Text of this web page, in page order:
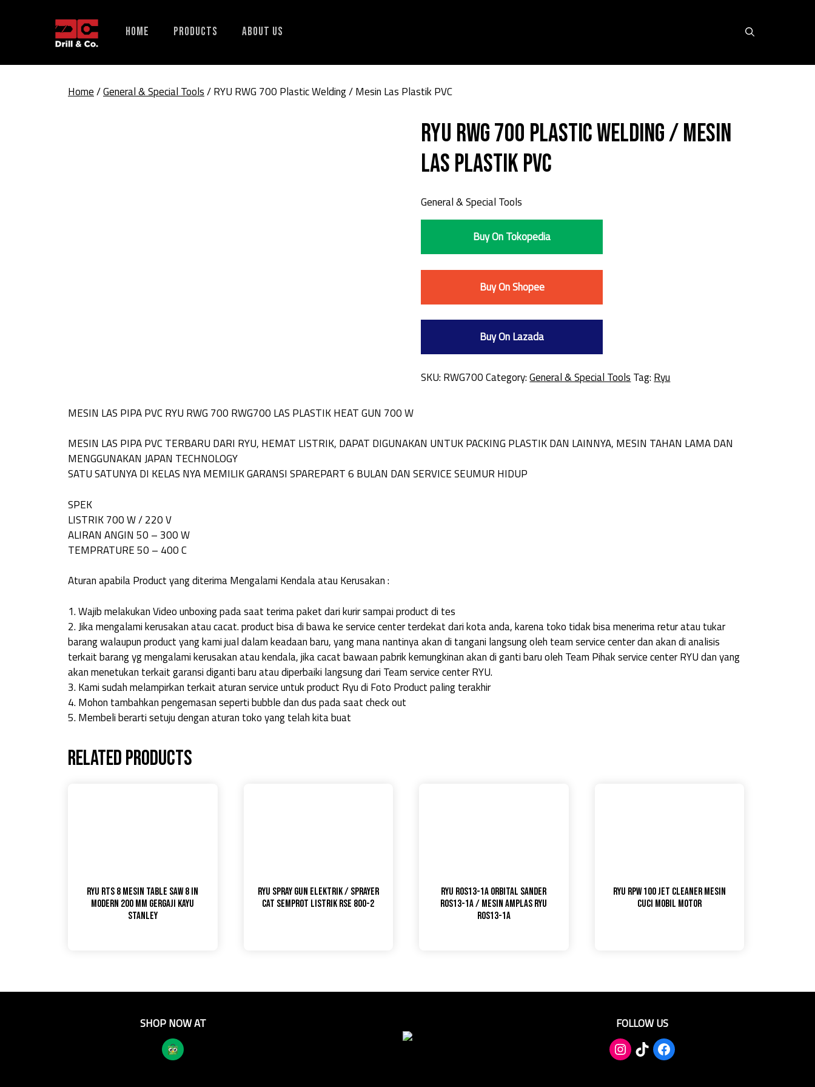
Home Products About Us
Home/General & Special Tools/ RYU RWG 700 Plastic Welding / Mesin Las Plastik PVC
RYU RWG 700 Plastic Welding / Mesin
Las Plastik PVC
General & Special Tools
Buy On Tokopedia
Buy On Shopee
Buy On Lazada
SKU: RWG700 Category:General & Special Tools Tag: Ryu
MESIN LAS PIPA PVC RYU RWG 700 RWG700 LAS PLASTIK HEAT GUN 700 W
MESIN LAS PIPA PVC TERBARU DARI RYU, HEMAT LISTRIK, DAPAT DIGUNAKAN UNTUK PACKING PLASTIK DAN LAINNYA, MESIN TAHAN LAMA DAN
MENGGUNAKAN JAPAN TECHNOLOGY
SATU SATUNYA DI KELAS NYA MEMILIK GARANSI SPAREPART 6 BULAN DAN SERVICE SEUMUR HIDUP
SPEK
LISTRIK 700 W / 220 V
ALIRAN ANGIN 50 – 300 W
TEMPRATURE 50 – 400 C
Aturan apabila Product yang diterima Mengalami Kendala atau Kerusakan :
1. Wajib melakukan Video unboxing pada saat terima paket dari kurir sampai product di tes
2. Jika mengalami kerusakan atau cacat. product bisa di bawa ke service center terdekat dari kota anda, karena toko tidak bisa menerima retur atau tukar
barang walaupun product yang kami jual dalam keadaan baru, yang mana nantinya akan di tangani langsung oleh team service center dan akan di analisis
terkait barang yg mengalami kerusakan atau kendala, jika cacat bawaan pabrik kemungkinan akan di ganti baru oleh Team Pihak service center RYU dan yang
akan menetukan terkait garansi diganti baru atau diperbaiki langsung dari Team service center RYU.
3. Kami sudah melampirkan terkait aturan service untuk product Ryu di Foto Product paling terakhir
4. Mohon tambahkan pengemasan seperti bubble dan dus pada saat check out
5. Membeli berarti setuju dengan aturan toko yang telah kita buat
Related products
RYU RTS 8 Mesin Table Saw 8 In
modern 200 mm Gergaji Kayu
stanley
RYU Spray Gun Elektrik / Sprayer
Cat Semprot Listrik RSE 800-2
RYU ROS13-1A Orbital Sander
ROS13-1A / Mesin Amplas Ryu
ROS13-1A
Ryu RPW 100 Jet Cleaner Mesin
Cuci Mobil Motor
SHOP NOW AT FOLLOW US
TikTokFacebook